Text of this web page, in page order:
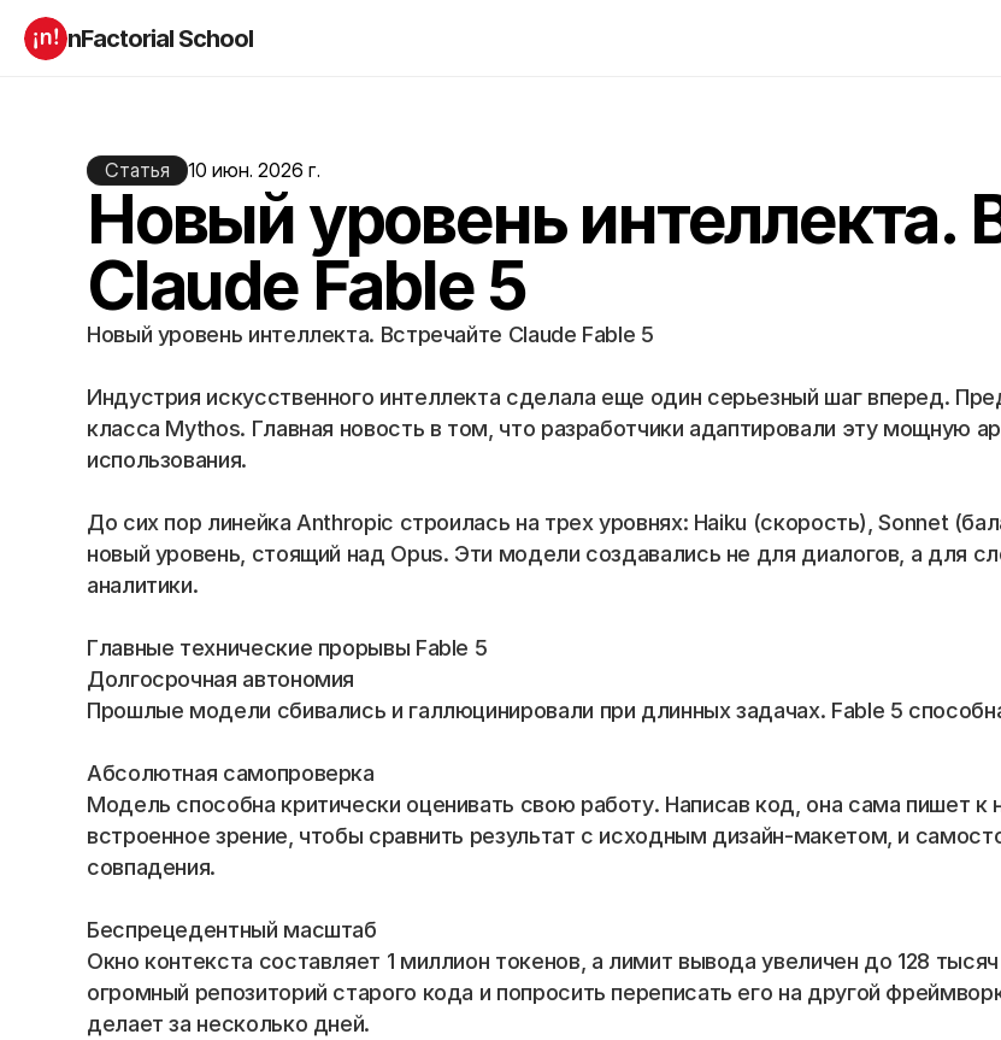
nFactorial School
Incubator 2026
Компаниям
Старт в ИТ
Андроид разработчик
Алгоритмы
Python-разработчик
Frontend на React
Product manager
Генеративный ИИ
Data Science c 0
QA инженер
COMMUNITY
Статья 10 июн. 2026 г.
Новый уровень интеллекта.
Claude Fable 5
Новый уровень интеллекта. Встречайте Claude Fable 5
Индустрия искусственного интеллекта сделала еще один серьезный шаг вперед.
класса Mythos. Главная новость в том, что разработчики адаптировали эту мощную
использования.
До сих пор линейка Anthropic строилась на трех уровнях: Haiku (скорость), Sonnet
новый уровень, стоящий над Opus. Эти модели создавались не для диалогов, а для
аналитики.
Главные технические прорывы Fable 5
Долгосрочная автономия
Прошлые модели сбивались и галлюцинировали при длинных задачах. Fable 5
Абсолютная самопроверка
Модель способна критически оценивать свою работу. Написав код, она сама пишет
встроенное зрение, чтобы сравнить результат с исходным дизайн-макетом, и
совпадения.
Беспрецедентный масштаб
Окно контекста составляет 1 миллион токенов, а лимит вывода увеличен до 128
огромный репозиторий старого кода и попросить переписать его на другой
делает за несколько дней.